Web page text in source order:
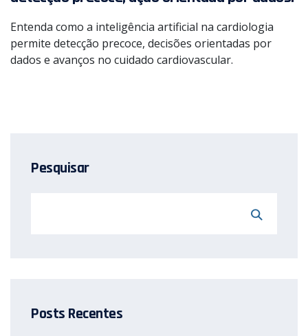
Entenda como a inteligência artificial na cardiologia
permite detecção precoce, decisões orientadas por
dados e avanços no cuidado cardiovascular.
Pesquisar
Posts Recentes